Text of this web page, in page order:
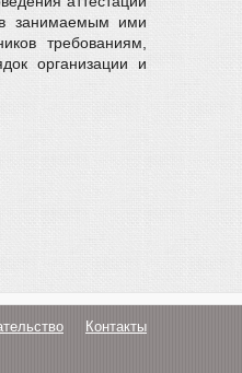
занимаемым ими
требованиям,
организации и
Контакты